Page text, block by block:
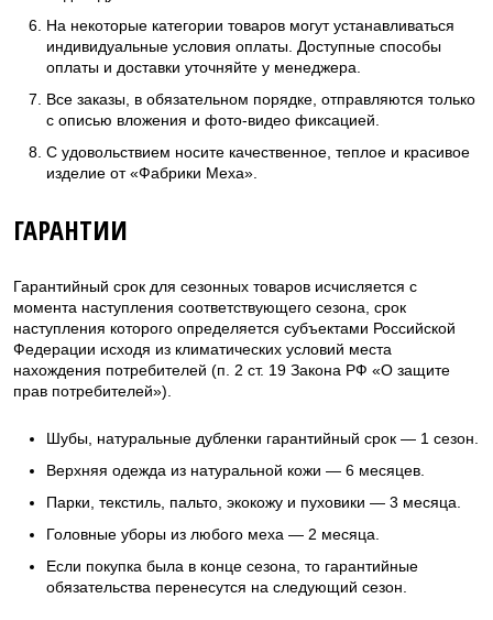
На некоторые категории товаров могут устанавливаться
индивидуальные условия оплаты. Доступные способы
оплаты и доставки уточняйте у менеджера.
Все заказы, в обязательном порядке, отправляются только
с описью вложения и фото-видео фиксацией.
С удовольствием носите качественное, теплое и красивое
изделие от «Фабрики Меха».
ГАРАНТИИ
Гарантийный срок для сезонных товаров исчисляется с
момента наступления соответствующего сезона, срок
наступления которого определяется субъектами Российской
Федерации исходя из климатических условий места
нахождения потребителей (п. 2 ст. 19 Закона РФ «О защите
прав потребителей»).
Шубы, натуральные дубленки гарантийный срок — 1 сезон.
Верхняя одежда из натуральной кожи — 6 месяцев.
Парки, текстиль, пальто, экокожу и пуховики — 3 месяца.
Головные уборы из любого меха — 2 месяца.
Если покупка была в конце сезона, то гарантийные
обязательства перенесутся на следующий сезон.